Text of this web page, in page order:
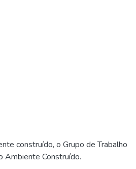
construído, o Grupo de Trabalho
Ambiente Construído.